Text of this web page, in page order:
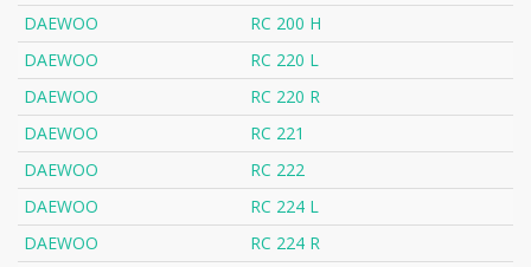
DAEWOO
RC 200 H
DAEWOO
RC 220 L
DAEWOO
RC 220 R
DAEWOO
RC 221
DAEWOO
RC 222
DAEWOO
RC 224 L
DAEWOO
RC 224 R